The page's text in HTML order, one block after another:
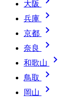
大阪
兵庫 
京都 
奈良 
和歌山 
鳥取 
岡山 